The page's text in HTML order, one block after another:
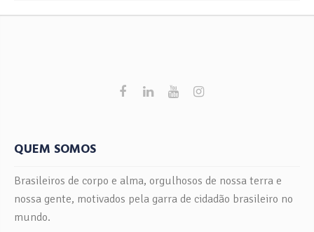
QUEM SOMOS
Brasileiros de corpo e alma, orgulhosos de nossa terra e
nossa gente, motivados pela garra de cidadão brasileiro no
mundo.